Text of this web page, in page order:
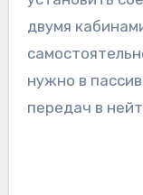
двумя
нужно в
передач в